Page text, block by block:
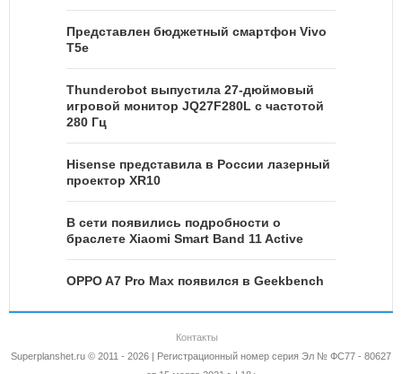
Представлен бюджетный смартфон Vivo
T5e
Thunderobot выпустила 27-дюймовый
игровой монитор JQ27F280L с частотой
280 Гц
Hisense представила в России лазерный
проектор XR10
В сети появились подробности о
браслете Xiaomi Smart Band 11 Active
OPPO A7 Pro Max появился в Geekbench
Контакты
Superplanshet.ru © 2011 - 2026 | Регистрационный номер серия Эл № ФС77 - 80627